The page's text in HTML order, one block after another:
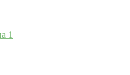
1